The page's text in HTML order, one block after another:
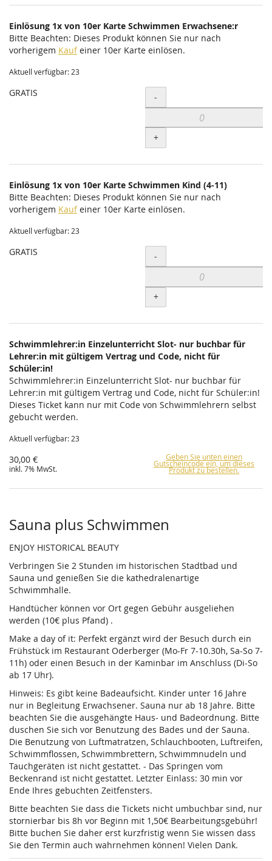
Einlösung 1x von 10er Karte Schwimmen Erwachsene:r
Bitte Beachten: Dieses Produkt können Sie nur nach
vorherigem Kaufeiner 10er Karte einlösen.
Aktuell verfügbar: 23
GRATIS Menge
-
+
Einlösung 1x von 10er Karte Schwimmen Kind (4-11)
Bitte Beachten: Dieses Produkt können Sie nur nach
vorherigem Kaufeiner 10er Karte einlösen.
Aktuell verfügbar: 23
GRATIS Menge
-
+
Schwimmlehrer:in Einzelunterricht Slot- nur buchbar für
Lehrer:in mit gültigem Vertrag und Code, nicht für
Schüler:in!
Schwimmlehrer:in Einzelunterricht Slot- nur buchbar für
Lehrer:in mit gültigem Vertrag und Code, nicht für Schüler:in!
Dieses Ticket kann nur mit Code von Schwimmlehrern selbst
gebucht werden.
Aktuell verfügbar: 23
30,00 €
inkl. 7% MwSt.
Geben Sie unten einen
Gutscheincode ein, um dieses
Produkt zu bestellen.
Sauna plus Schwimmen
ENJOY HISTORICAL BEAUTY
Verbringen Sie 2 Stunden im historischen Stadtbad und
Sauna und genießen Sie die kathedralenartige
Schwimmhalle.
Handtücher können vor Ort gegen Gebühr ausgeliehen
werden (10€ plus Pfand) .
Make a day of it: Perfekt ergänzt wird der Besuch durch ein
Frühstück im Restaurant Oderberger (Mo-Fr 7-10.30h, Sa-So 7-
11h) oder einen Besuch in der Kaminbar im Anschluss (Di-So
ab 17 Uhr).
Hinweis: Es gibt keine Badeaufsicht. Kinder unter 16 Jahre
nur in Begleitung Erwachsener. Sauna nur ab 18 Jahre. Bitte
beachten Sie die ausgehängte Haus- und Badeordnung. Bitte
duschen Sie sich vor Benutzung des Bades und der Sauna.
Die Benutzung von Luftmatratzen, Schlauchbooten, Luftreifen,
Schwimmflossen, Schwimmbrettern, Schwimmnudeln und
Tauchgeräten ist nicht gestattet. - Das Springen vom
Beckenrand ist nicht gestattet. Letzter Einlass: 30 min vor
Ende Ihres gebuchten Zeitfensters.
Bitte beachten Sie dass die Tickets nicht umbuchbar sind, nur
stornierbar bis 8h vor Beginn mit 1,50€ Bearbeitungsgebühr!
Bitte buchen Sie daher erst kurzfristig wenn Sie wissen dass
Sie den Termin auch wahrnehmen können! Vielen Dank.